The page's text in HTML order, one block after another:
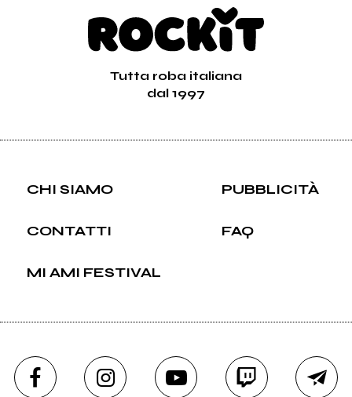
Tutta roba italiana
dal 1997
CHI SIAMO PUBBLICITÀ
CONTATTI FAQ
MI AMI FESTIVAL